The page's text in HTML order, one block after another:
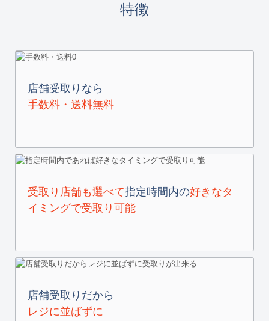
特徴
店舗受取りなら
手数料・送料無料
受取り店舗も選べて指定時間内の好きなタ
イミングで受取り可能
店舗受取りだから
レジに並ばずに